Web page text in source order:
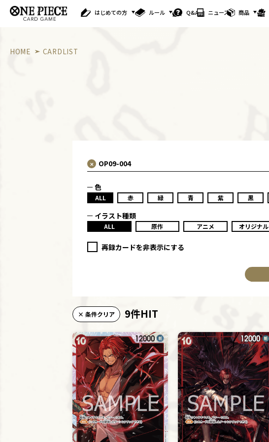
はじめての方 ルール Q&A ニュース 商品
HOME CARDLIST
色
ALL 赤 緑 青 紫 黒
イラスト種類
ALL 原作 アニメ オリジナル
再録カードを非表示にする
× 条件クリア 9件HIT